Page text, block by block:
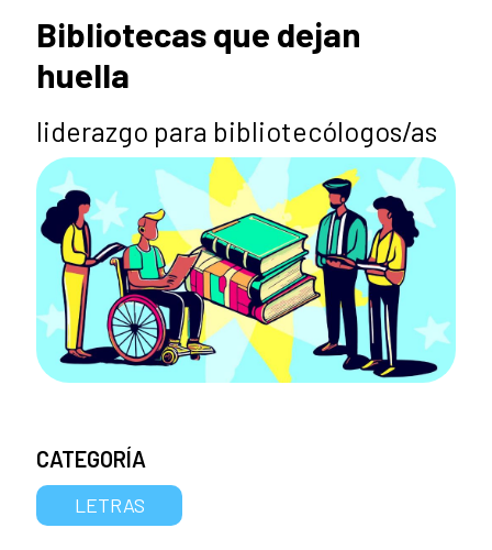
Bibliotecas que dejan
huella
liderazgo para bibliotecólogos/as
CATEGORÍA
LETRAS